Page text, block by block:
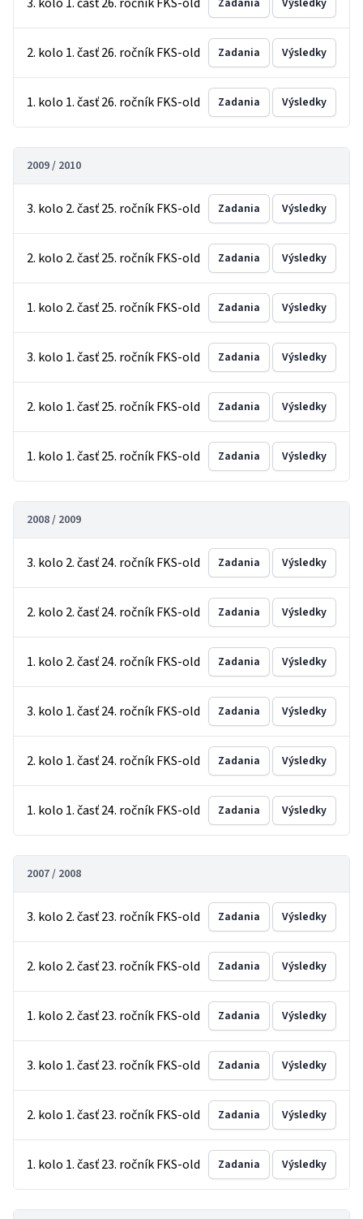
Zadania Výsledky
2. kolo 1. časť 26. ročník FKS-old Zadania Výsledky
1. kolo 1. časť 26. ročník FKS-old Zadania Výsledky
2009 / 2010
3. kolo 2. časť 25. ročník FKS-old Zadania Výsledky
2. kolo 2. časť 25. ročník FKS-old Zadania Výsledky
1. kolo 2. časť 25. ročník FKS-old Zadania Výsledky
3. kolo 1. časť 25. ročník FKS-old Zadania Výsledky
2. kolo 1. časť 25. ročník FKS-old Zadania Výsledky
1. kolo 1. časť 25. ročník FKS-old Zadania Výsledky
2008 / 2009
3. kolo 2. časť 24. ročník FKS-old Zadania Výsledky
2. kolo 2. časť 24. ročník FKS-old Zadania Výsledky
1. kolo 2. časť 24. ročník FKS-old Zadania Výsledky
3. kolo 1. časť 24. ročník FKS-old Zadania Výsledky
2. kolo 1. časť 24. ročník FKS-old Zadania Výsledky
1. kolo 1. časť 24. ročník FKS-old Zadania Výsledky
2007 / 2008
3. kolo 2. časť 23. ročník FKS-old Zadania Výsledky
2. kolo 2. časť 23. ročník FKS-old Zadania Výsledky
1. kolo 2. časť 23. ročník FKS-old Zadania Výsledky
3. kolo 1. časť 23. ročník FKS-old Zadania Výsledky
2. kolo 1. časť 23. ročník FKS-old Zadania Výsledky
1. kolo 1. časť 23. ročník FKS-old Zadania Výsledky